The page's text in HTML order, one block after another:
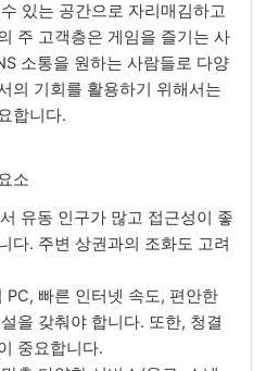
있는 공간으로 자리매김하고
주 고객층은 게임을 즐기는 사
소통을 원하는 사람들로 다양
의 기회를 활용하기 위해서는
합니다.
소
유동 인구가 많고 접근성이 좋
다. 주변 상권과의 조화도 고려
PC, 빠른 인터넷 속도, 편안한
을 갖춰야 합니다. 또한, 청결
중요합니다.